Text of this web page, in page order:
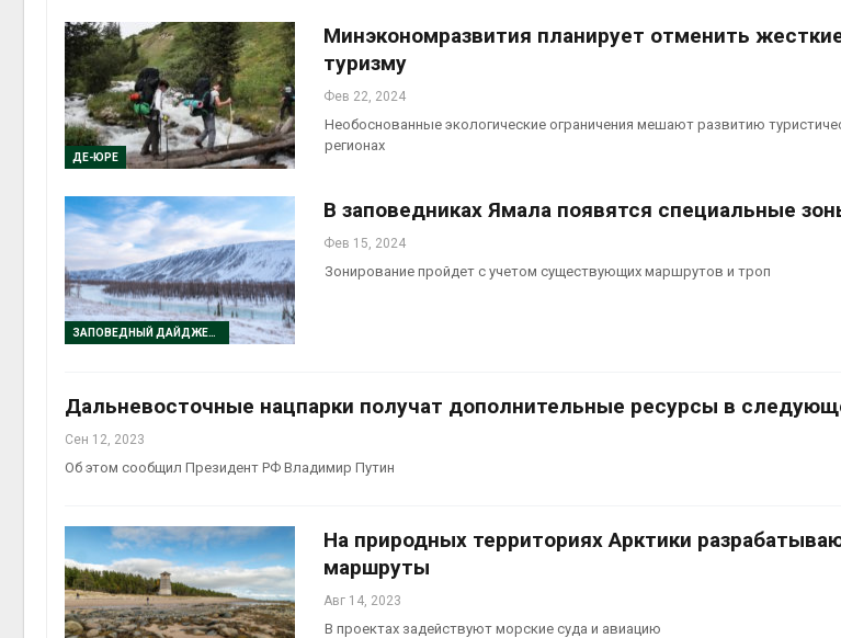
ДЕ-ЮРЕ
Минэкономразвития планирует отменить
туризму
Фев 22, 2024
Необоснованные экологические ограничения мешают развитию
регионах
ЗАПОВЕДНЫЙ ДАЙДЖЕСТ
В заповедниках Ямала появятся специальные
Фев 15, 2024
Зонирование пройдет с учетом существующих маршрутов и троп
Дальневосточные нацпарки получат дополнительные ресурсы в
Сен 12, 2023
Об этом сообщил Президент РФ Владимир Путин
На природных территориях Арктики
маршруты
Авг 14, 2023
В проектах задействуют морские суда и авиацию
Авг 6, 2026